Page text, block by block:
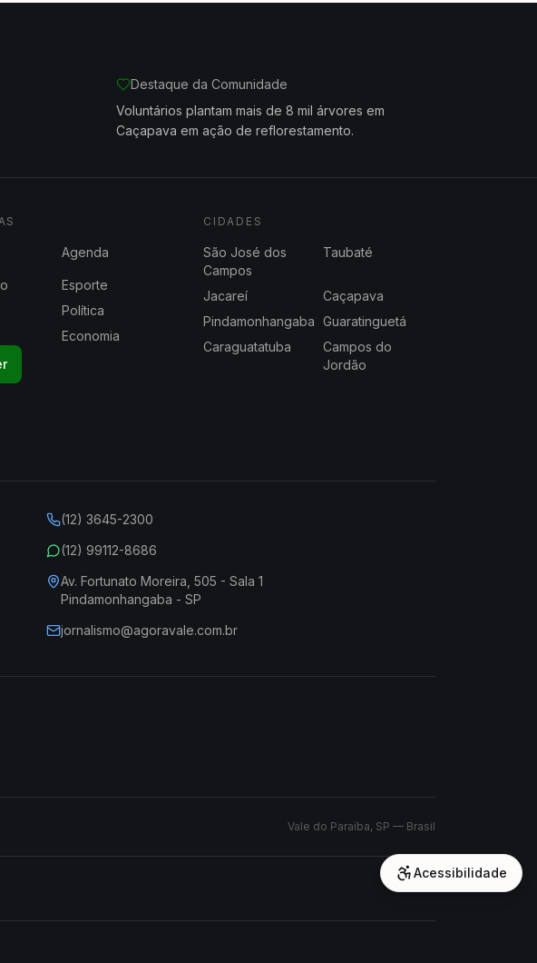
Destaque da Comunidade
Voluntários plantam mais de 8 mil árvores em
Caçapava em ação de reflorestamento.
Agenda
Esporte
Política
Economia
CIDADES
São José dos
Campos
Taubaté
Jacareí
Caçapava
Pindamonhangaba Guaratinguetá
Caraguatatuba
Campos do
Jordão
(12) 3645-2300
(12) 99112-8686
Av. Fortunato Moreira, 505 - Sala 1
Pindamonhangaba - SP
jornalismo@agoravale.com.br
Vale do Paraíba, SP — Brasil
Acessibilidade